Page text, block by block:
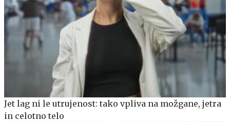
Jet lag ni le utrujenost: tako vpliva na možgane, jetra
in celotno telo